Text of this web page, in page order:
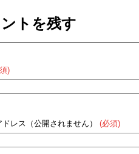
トを残す
)
ドレス（公開されません） (必須)